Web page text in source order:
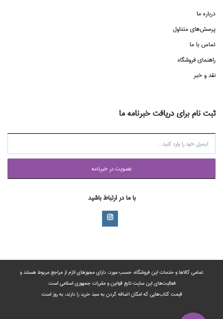
درباره ما
پرسش‌هاي متداول
تماس با ما
راهنماي فروشگاه
نقد و خبر
ثبت نام برای دریافت خبرنامه ما
عضويت در خبرنامه
با ما در ارتباط باشید
تمامی‌ کالاها و خدمات این فروشگاه، حسب مورد،‌ دارای مجوزهای لازم از مراجع مربوط هستند ‌و‌‌
فعالیت‌های این سایت تابع قوانین و مقررات جمهوری اسلامی است.
قیمت کتاب‌هایی که امکان اضافه کردن به سبد خرید را دارند،‌ به روز است.